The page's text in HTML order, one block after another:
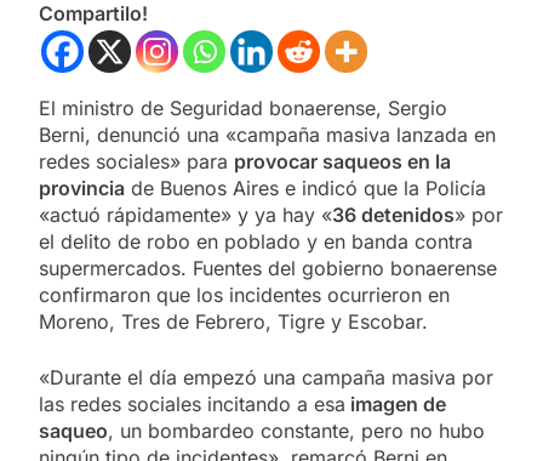
Compartilo!
El ministro de Seguridad bonaerense, Sergio
Berni, denunció una «campaña masiva lanzada en
redes sociales» para provocar saqueos en la
provincia de Buenos Aires e indicó que la Policía
«actuó rápidamente» y ya hay «36 detenidos» por
el delito de robo en poblado y en banda contra
supermercados. Fuentes del gobierno bonaerense
confirmaron que los incidentes ocurrieron en
Moreno, Tres de Febrero, Tigre y Escobar.
«Durante el día empezó una campaña masiva por
las redes sociales incitando a esa imagen de
saqueo, un bombardeo constante, pero no hubo